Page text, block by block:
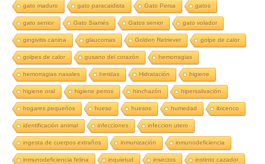
gato maduro gato paracaidista Gato Persa gatos
gato senior Gato Siamés Gatos senior gato volador
gingivitis canina glaucomas Golden Retriever golpe de calor
golpes de calor gusano del corazón hemorragias
hemorragias nasales heridas Hidratación higiene
higiene oral higiene perros hinchazón hipersalivación
hogares pequeños hueso huesos humedad ibicenco
identificación animal infecciones infeccion utero
ingesta de cuerpos extraños inmunización inmunodeficiencia
inmunodeficiencia felina inquietud insectos instinto cazador